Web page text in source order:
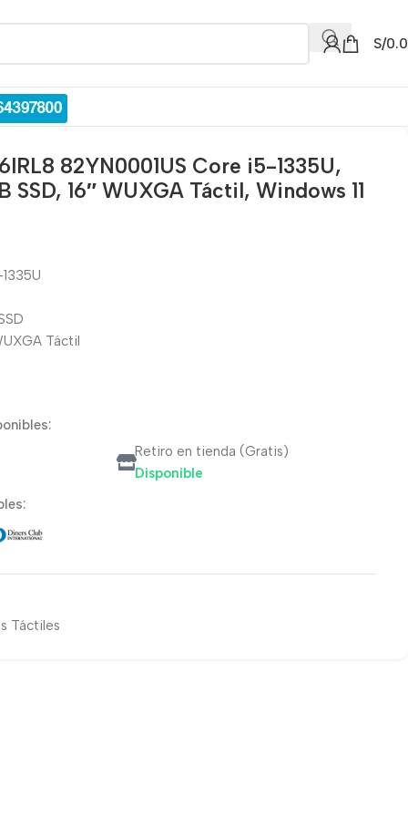
S/
82YN0001US Core i5-1335U,
SSD, 16″ WUXGA Táctil, Windows 11
Táctil
Retiro en tienda (Gratis)
Disponible
Táctiles